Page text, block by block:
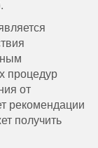
процедур
от
рекомендации
получить